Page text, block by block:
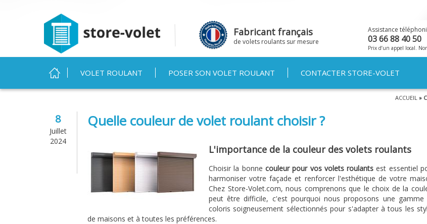
Fabricant français
de volets roulants sur mesure
Assistance
03 66 88 40 50
Prix d’un appel local.
VOLET ROULANT
POSER SON VOLET ROULANT CONTACTER STORE-VOLET
Vous êtes ici ACCUEIL »
8
Juillet
2024
Quelle couleur de volet roulant choisir ?
L'importance de la couleur des volets roulants
Choisir la bonne couleur pour vos volets roulants est essentiel
harmoniser votre façade et renforcer l'esthétique de votre
Chez Store-Volet.com, nous comprenons que le choix de la
peut être difficile, c'est pourquoi nous proposons une gamme
coloris soigneusement sélectionnés pour s'adapter à tous les
de maisons et à toutes les préférences.